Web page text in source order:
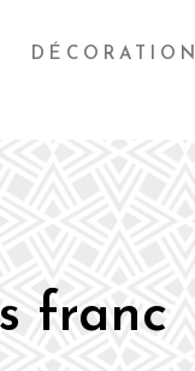
DÉCORATION
franc